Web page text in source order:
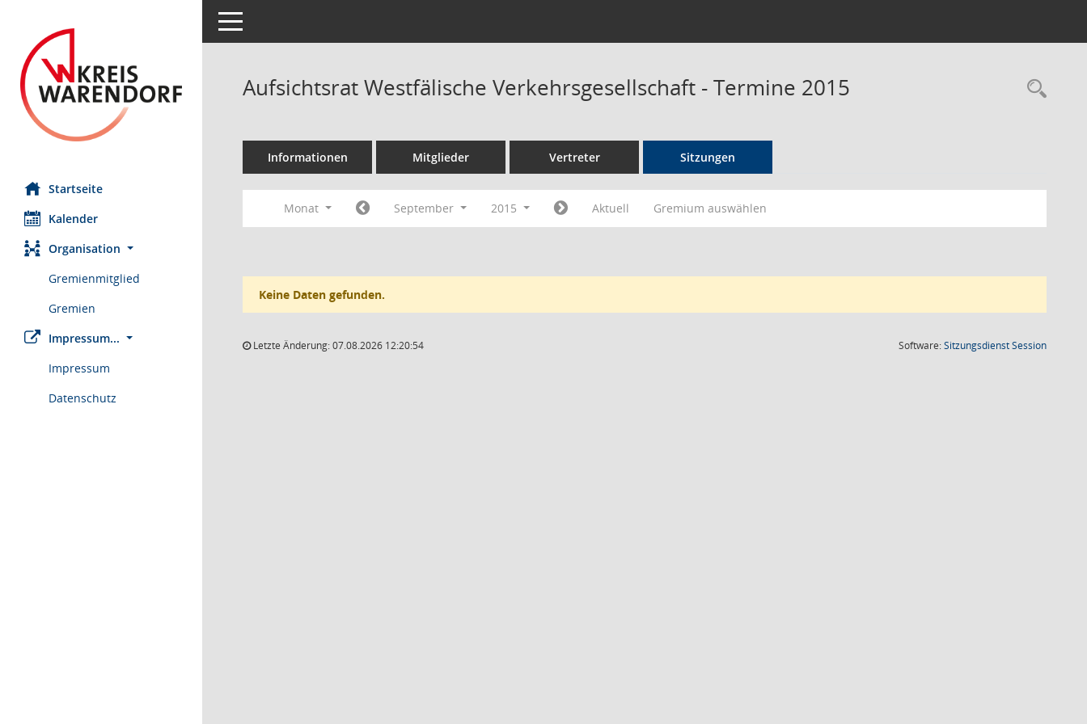
Startseite
Kalender
Organisation
Gremienmitglied
Gremien
Impressum...
Impressum
Datenschutz
Toggle navigation
Aufsichtsrat Westfälische Verkehrsgesellschaft - Termine 2015
Informationen Mitglieder Vertreter Sitzungen
Monat September 2015 Aktuell Gremium auswählen
Keine Daten gefunden.
Letzte Änderung: 07.08.2026 12:20:54 Software:SitzungsdienstSession(Wird in